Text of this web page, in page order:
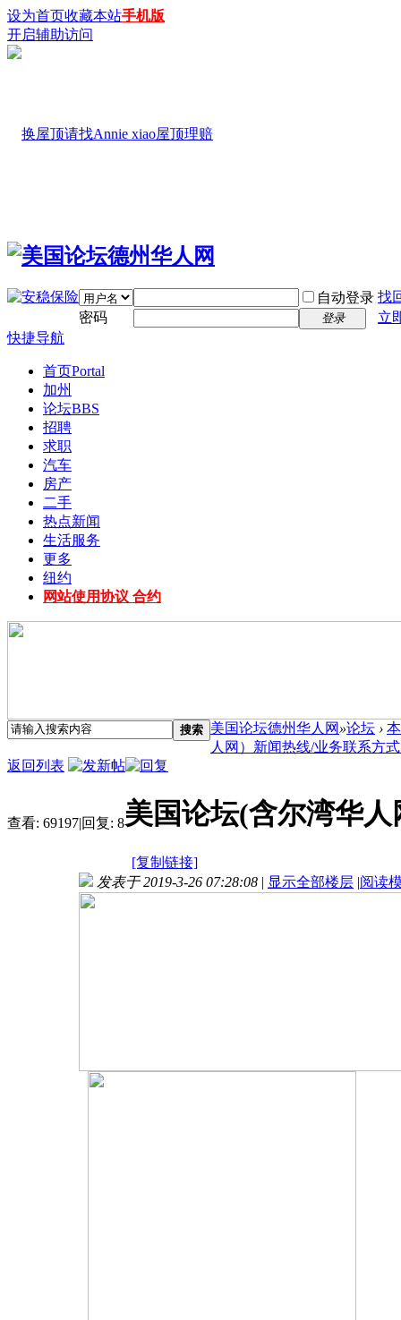
设为首页收藏本站手机版
开启辅助访问
自动登录 找
密码
登录
立
快捷导航
首页Portal
加州
论坛BBS
招聘
求职
汽车
房产
二手
热点新闻
生活服务
更多
纽约
网站使用协议 合约
搜索 美国论坛德州华人网 »论坛 ›
人网）新闻热线/业务联系方
返回列表
查看: 69197|回复: 8美国论坛(含尔湾华
[复制链接]
发表于 2019-3-26 07:28:08 | 显示全部楼层 |阅读